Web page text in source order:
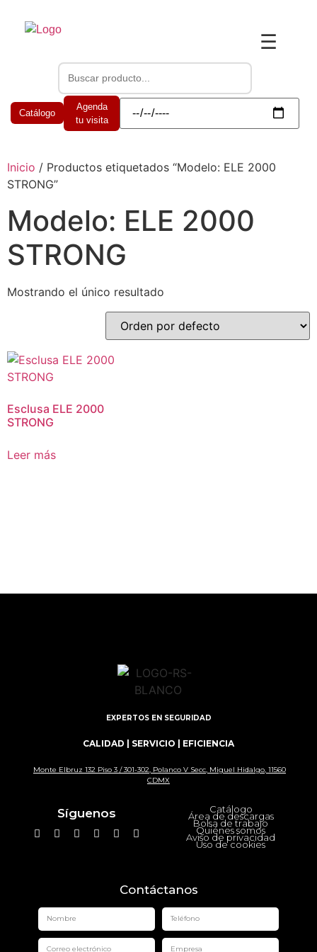
☰
Catálogo
Agenda
tu visita
Inicio / Productos etiquetados “Modelo: ELE 2000
STRONG”
Modelo: ELE 2000
STRONG
Mostrando el único resultado
Esclusa ELE 2000
STRONG
Leer más
EXPERTOS EN SEGURIDAD
CALIDAD | SERVICIO | EFICIENCIA
Monte Elbruz 132 Piso 3 / 301-302, Polanco V Secc, Miguel Hidalgo, 11560
CDMX
Síguenos Catálogo
Área de descargas
Bolsa de trabajo
Quiénes somos
Aviso de privacidad
Uso de cookies
Contáctanos